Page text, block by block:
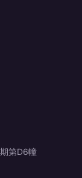
第D6幢